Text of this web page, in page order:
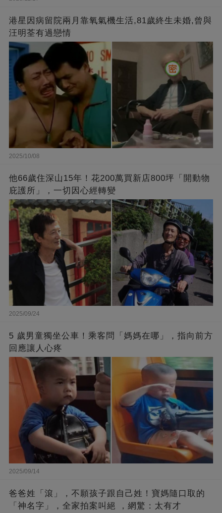
港星因病留院兩月靠氧氣機生活,81歲終生未婚,曾與
汪明荃有過戀情
2025/10/08
他66歲住深山15年！花200萬買新店800坪「開動物
庇護所」，一切因心經轉變
2025/09/24
5 歲男童獨坐公車！乘客問「媽媽在哪」，指向前方
回應讓人心疼
2025/09/14
爸爸姓「滾」，不願孩子跟自己姓！寶媽隨口取的
「神名字」，全家拍案叫絕 ，網驚：太有才